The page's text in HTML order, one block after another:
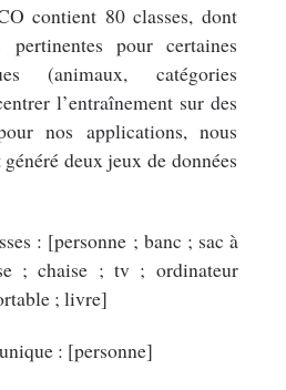
contient 80 classes, dont
pour certaines
(animaux, catégories
l’entraînement sur des
nos applications, nous
deux jeux de données
: [personne ; banc ; sac à
; chaise ; tv ; ordinateur
; livre]
: [personne]